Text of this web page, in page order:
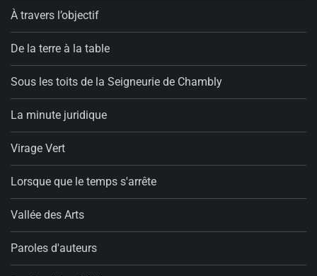
À travers l’objectif
De la terre à la table
Sous les toits de la Seigneurie de Chambly
La minute juridique
Virage Vert
Lorsque que le temps s'arrête
Vallée des Arts
Paroles d'auteurs